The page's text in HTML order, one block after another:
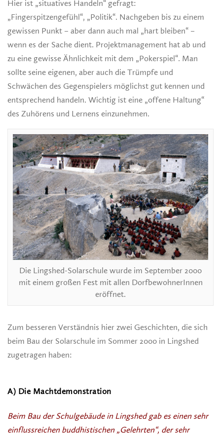
Hier ist „situatives Handeln“ gefragt:
„Fingerspitzengefühl“, „Politik“. Nachgeben bis zu einem
gewissen Punkt – aber dann auch mal „hart bleiben“ –
wenn es der Sache dient. Projektmanagement hat ab und
zu eine gewisse Ähnlichkeit mit dem „Pokerspiel“. Man
sollte seine eigenen, aber auch die Trümpfe und
Schwächen des Gegenspielers möglichst gut kennen und
entsprechend handeln. Wichtig ist eine „offene Haltung“
des Zuhörens und Lernens einzunehmen.
Die Lingshed-Solarschule wurde im September 2000
mit einem großen Fest mit allen DorfbewohnerInnen
eröffnet.
Zum besseren Verständnis hier zwei Geschichten, die sich
beim Bau der Solarschule im Sommer 2000 in Lingshed
zugetragen haben:
A) Die Machtdemonstration
Beim Bau der Schulgebäude in Lingshed gab es einen sehr
einflussreichen buddhistischen „Gelehrten“, der sehr